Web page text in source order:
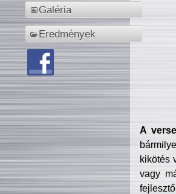
Galéria
Eredmények
A
kikötés
vagy